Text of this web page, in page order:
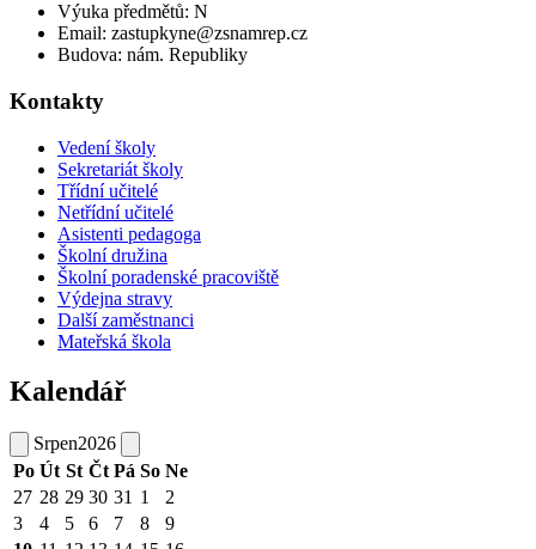
Výuka předmětů: N
Email: zastupkyne@zsnamrep.cz
Budova: nám. Republiky
Kontakty
Vedení školy
Sekretariát školy
Třídní učitelé
Netřídní učitelé
Asistenti pedagoga
Školní družina
Školní poradenské pracoviště
Výdejna stravy
Další zaměstnanci
Mateřská škola
Kalendář
Srpen2026
Po Út St Čt Pá So Ne
27 28 29 30 31 1
2
3
4 5 6 7 8
9